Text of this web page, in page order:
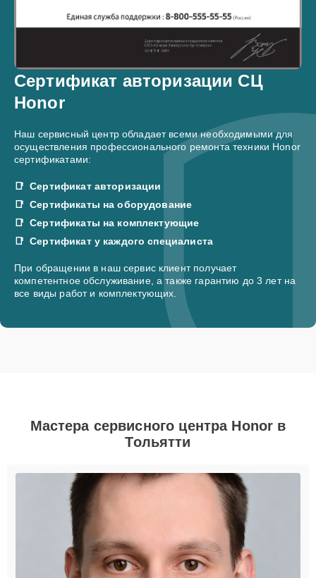
Сертификат авторизации СЦ
Honor
Наш сервисный центр обладает всеми необходимыми для
осуществления профессионального ремонта техники Honor
сертификатами:
Сертификат авторизации
Сертификаты на оборудование
Сертификаты на комплектующие
Сертификат у каждого специалиста
При обращении в наш сервис клиент получает
компетентное обслуживание, а также гарантию до 3 лет на
все виды работ и комплектующих.
Мастера сервисного центра Honor в
Тольятти